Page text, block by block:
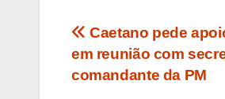
Navegação
de
Caetano pede
em reunião com
comandante da PM